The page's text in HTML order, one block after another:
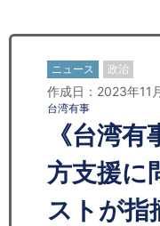
お問い合わせ
日本人にPR
コンサルティング
リサーチ
セミナー
ニュース 政治
作成日：2023年11
台湾有事
《台湾
方支援に
ストが指